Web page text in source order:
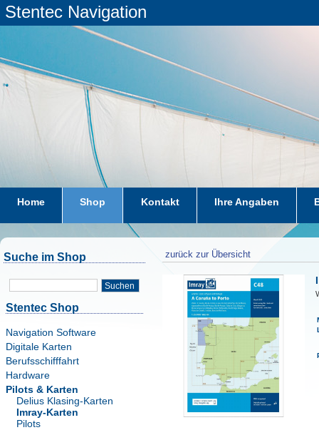
Stentec Navigation
Home Shop Kontakt Ihre Angaben
Suche im Shop
Suchen
Stentec Shop
Navigation Software
Digitale Karten
Berufsschifffahrt
Hardware
Pilots & Karten
Delius Klasing-Karten
Imray-Karten
Pilots
zurück zur Übersicht